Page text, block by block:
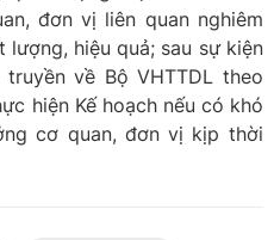
đơn vị liên quan nghiêm
hiệu quả; sau sự kiện
về Bộ VHTTDL theo
hiện Kế hoạch nếu có khó
cơ quan, đơn vị kịp thời